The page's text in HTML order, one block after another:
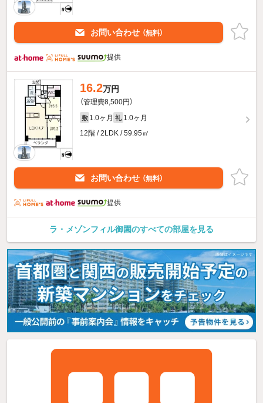
お問い合わせ （無料）
提供
16.2万円
（管理費8,500円）
敷 1.0ヶ月 礼 1.0ヶ月
12階 / 2LDK / 59.95㎡
お問い合わせ （無料）
提供
ラ・メゾンフィル御園のすべての部屋を見る